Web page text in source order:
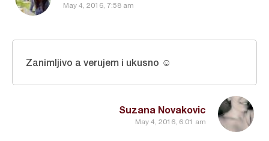
May 4, 2016, 7:58 am
Suzana Novakovic
May 4, 2016, 6:01 am
Zanimljivo a verujem i ukusno ☺